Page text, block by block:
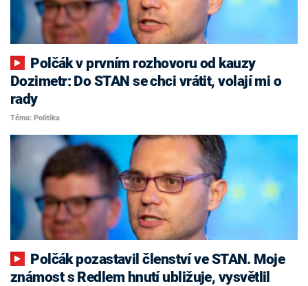
Dozimetr: Do STAN se chci vrátit, volají mi o
rady
Téma: Politika
známost s Redlem hnutí ubližuje, vysvětlil